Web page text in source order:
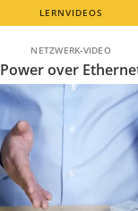
LERNVIDEOS
NETZWERK-VIDEO
Power over